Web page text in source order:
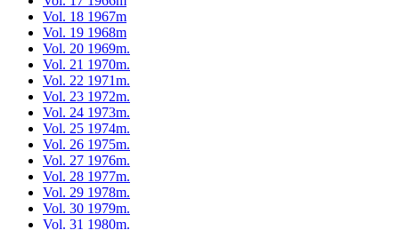
Vol. 18 1967m
Vol. 19 1968m
Vol. 20 1969m.
Vol. 21 1970m.
Vol. 22 1971m.
Vol. 23 1972m.
Vol. 24 1973m.
Vol. 25 1974m.
Vol. 26 1975m.
Vol. 27 1976m.
Vol. 28 1977m.
Vol. 29 1978m.
Vol. 30 1979m.
Vol. 31 1980m.